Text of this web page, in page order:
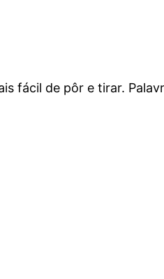
fácil de pôr e tirar.